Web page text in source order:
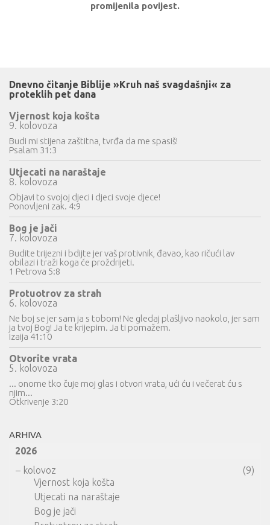
promijenila povijest.
Dnevno čitanje Biblije »Kruh naš svagdašnji« za
proteklih pet dana
Vjernost koja košta
9. kolovoza
Budi mi stijena zaštitna, tvrđa da me spasiš!
Psalam 31:3
Utjecati na naraštaje
8. kolovoza
Objavi to svojoj djeci i djeci svoje djece!
Ponovljeni zak. 4:9
Bog je jači
7. kolovoza
Budite trijezni i bdijte jer vaš protivnik, đavao, kao ričući lav
obilazi i traži koga će proždrijeti.
1 Petrova 5:8
Protuotrov za strah
6. kolovoza
Ne boj se jer sam ja s tobom! Ne gledaj plašljivo naokolo, jer sam
ja tvoj Bog! Ja te krijepim. Ja ti pomažem.
Izaija 41:10
Otvorite vrata
5. kolovoza
... onome tko čuje moj glas i otvori vrata, ući ću i večerat ću s
njim...
Otkrivenje 3:20
ARHIVA
2026
– kolovoz
(9)
Vjernost koja košta
Utjecati na naraštaje
Bog je jači